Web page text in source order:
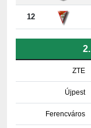
ZTE
Újpest
Ferencváros
Győr